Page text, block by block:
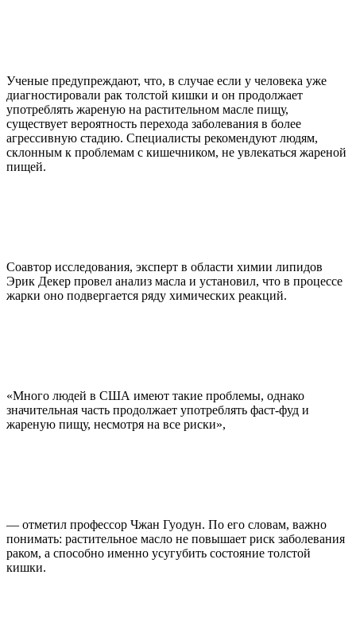
Ученые предупреждают, что, в случае если у человека уже
диагностировали рак толстой кишки и он продолжает
употреблять жареную на растительном масле пищу,
существует вероятность перехода заболевания в более
агрессивную стадию. Специалисты рекомендуют людям,
склонным к проблемам с кишечником, не увлекаться жареной
пищей.
Соавтор исследования, эксперт в области химии липидов
Эрик Декер провел анализ масла и установил, что в процессе
жарки оно подвергается ряду химических реакций.
«Много людей в США имеют такие проблемы, однако
значительная часть продолжает употреблять фаст-фуд и
жареную пищу, несмотря на все риски»,
— отметил профессор Чжан Гуодун. По его словам, важно
понимать: растительное масло не повышает риск заболевания
раком, а способно именно усугубить состояние толстой
кишки.